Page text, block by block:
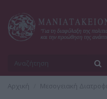
Αρχική Μεσογειακή